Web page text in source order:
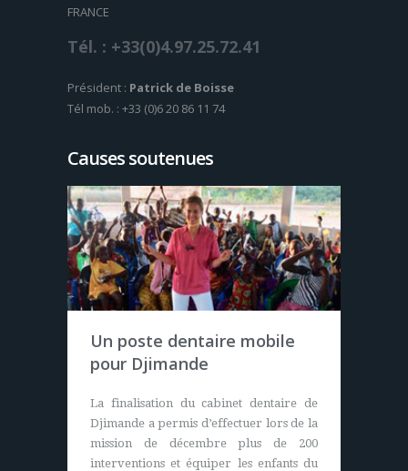
FRANCE
Tél. : +33(0)4.97.25.72.41
Président : Patrick de Boisse
Tél mob. : +33 (0)6 20 86 11 74
Causes soutenues
Un poste dentaire mobile
pour Djimande
La finalisation du cabinet dentaire de
Djimande a permis d’effectuer lors de la
mission de décembre plus de 200
interventions et équiper les enfants du
Case de santé en
Casamance (Sénégal)
Nous apportons sur ce projet les plans et
le financement global de l’opération
pour l’achat de matériels (durables). Les
villageois eux construisent,